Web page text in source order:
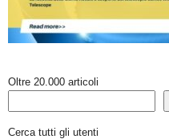
Oltre 20.000 articoli
Cerca tutti gli utenti